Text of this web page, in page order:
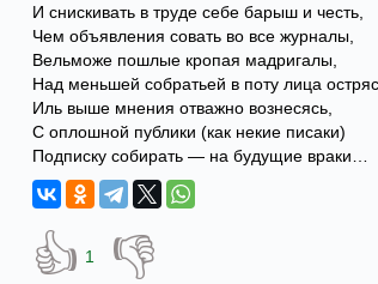
И снискивать в труде себе барыш и честь,
Чем объявления совать во все журналы,
Вельможе пошлые кропая мадригалы,
Над меньшей собратьей в поту лица
Иль выше мнения отважно вознесясь,
С оплошной публики (как некие писаки)
Подписку собирать — на будущие враки…
👍 1 👎